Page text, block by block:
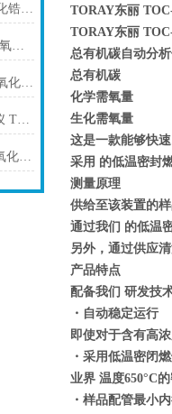
TORAY东丽 食品包装机用氧化锆氧气浓度计 LF-200
LC-450F-ps食品包装用氧化锆氧气浓 度计TORAY东丽
LC-750H /PC-111 带采样装置氧化锆血氧仪 TORAY东丽
RF-400-01高浓度氧化锆血氧仪 TORAY东丽
LC-750H(D)/PC-111天然气厂氧化锆血氧仪 TORAY东丽
TORAY东丽
TORAY东丽
总有机碳自动分
总有机碳
化学需氧量
生化需氧量
这是一款能够快
采用 的低温密封
测量原理
供给至该装置的
通过我们 的低温
另外，通过供应
产品特点
配备我们 研发技
・自动稳定运行
即使对于含有高
・采用低温密闭
业界 温度650°C
・样品配管最小